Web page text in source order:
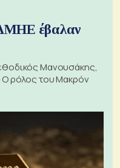
έβαλαν
Μανουσάκης,
Ο ρόλος του Μακρόν